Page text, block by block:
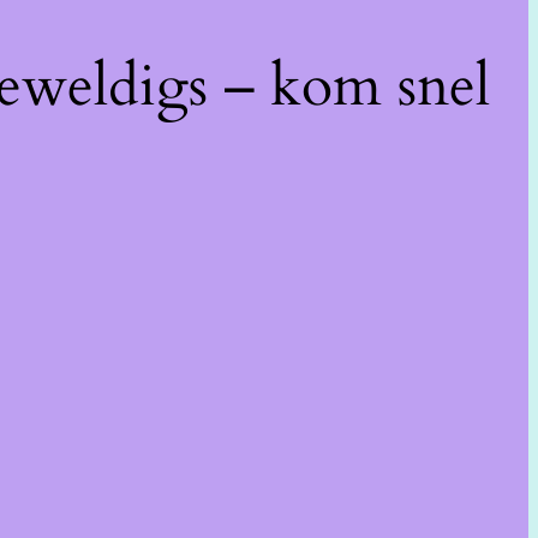
– kom snel